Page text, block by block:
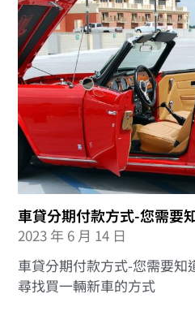
車貸分期付款方式-您需要
2023 年 6 月 14 日
車貸分期付款方式-您需要知
尋找買一輛新車的方式